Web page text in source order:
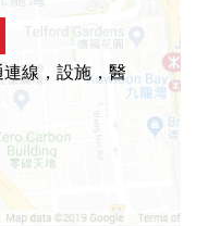
線，設施，醫